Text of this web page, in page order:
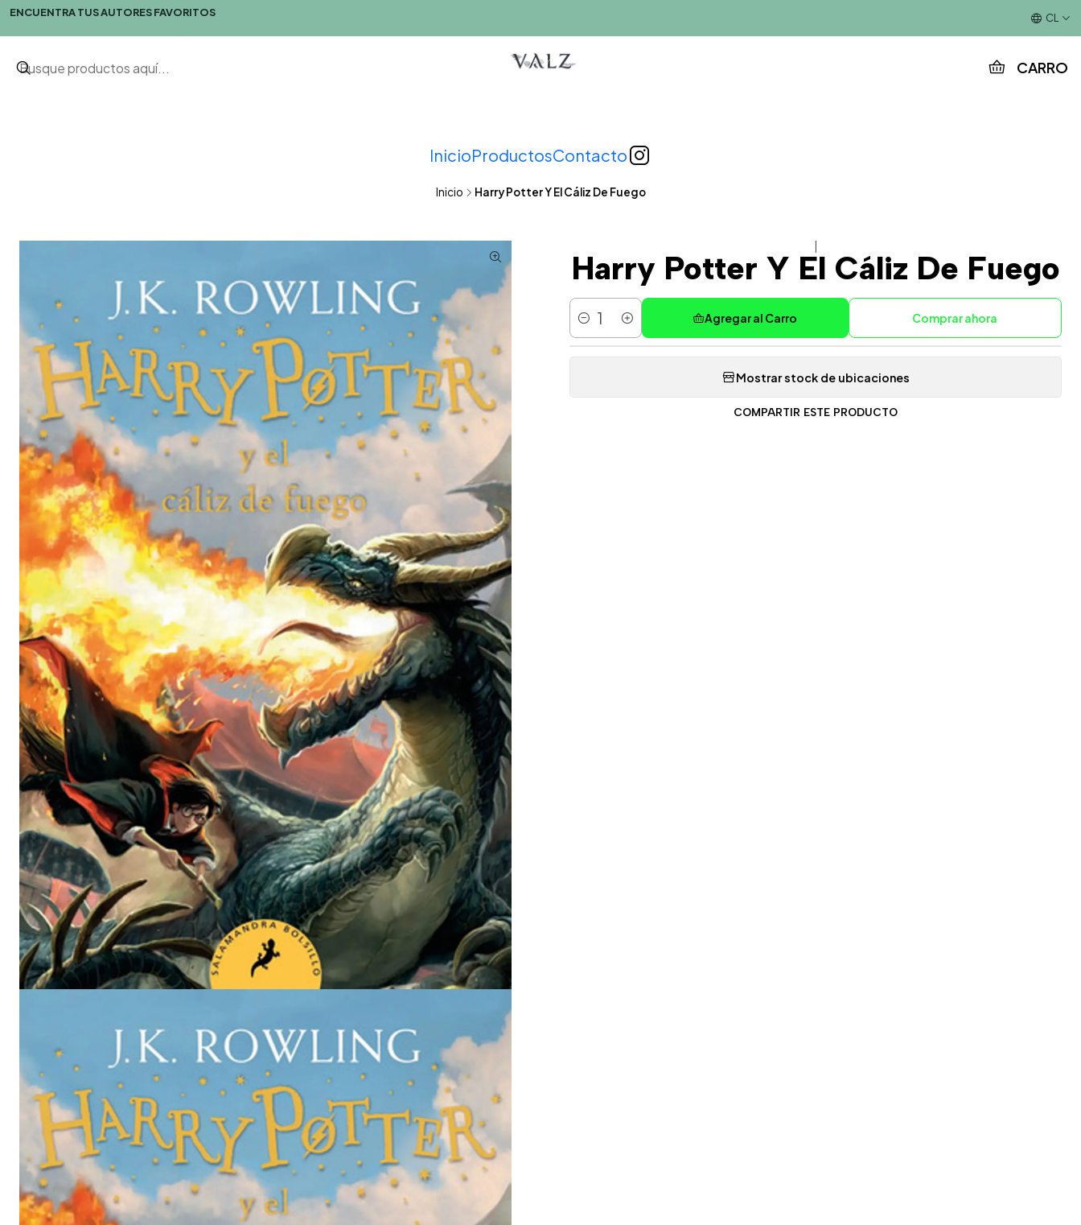
CARRO
InicioProductosContacto
ENCUENTRA TUS AUTORES FAVORITOS CL
Inicio Harry Potter Y El Cáliz De Fuego
Harry Potter Y El Cáliz De Fuego
Cantidad
Agregar al Carro Comprar ahora
Mostrar stock de ubicaciones
COMPARTIR ESTE PRODUCTO